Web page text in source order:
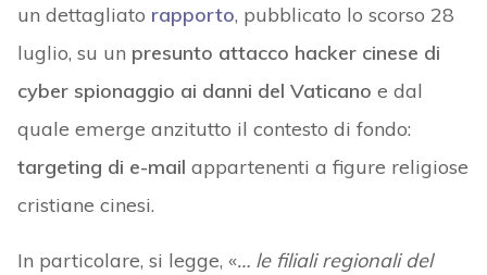
un dettagliato rapporto, pubblicato lo scorso 28
luglio, su un presunto attacco hacker cinese di
cyber spionaggio ai danni del Vaticano e dal
quale emerge anzitutto il contesto di fondo:
targeting di e-mail appartenenti a figure religiose
cristiane cinesi.
In particolare, si legge, «… le filiali regionali del